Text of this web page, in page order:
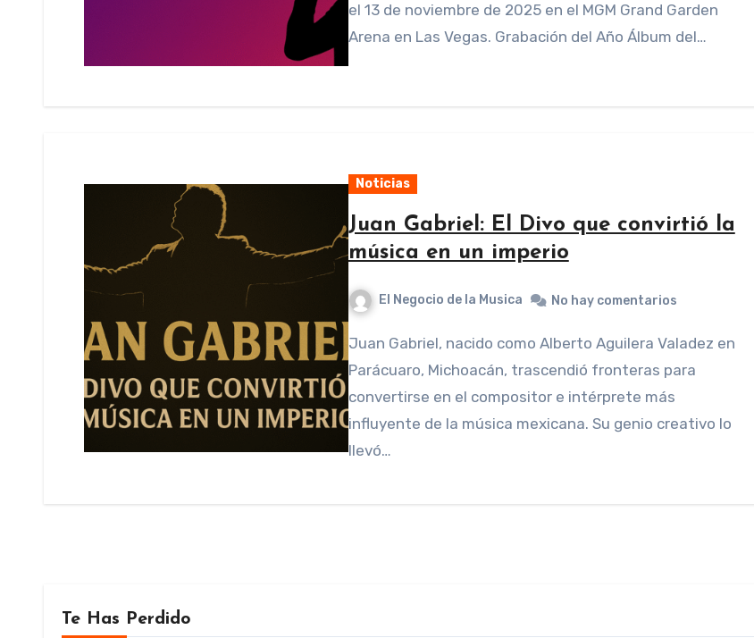
el 13 de noviembre de 2025 en el MGM Grand Garden
Arena en Las Vegas. Grabación del Año Álbum del…
Noticias
Juan Gabriel: El Divo que convirtió la
música en un imperio
El Negocio de la Musica No hay comentarios
Juan Gabriel, nacido como Alberto Aguilera Valadez en
Parácuaro, Michoacán, trascendió fronteras para
convertirse en el compositor e intérprete más
influyente de la música mexicana. Su genio creativo lo
llevó…
Te Has Perdido